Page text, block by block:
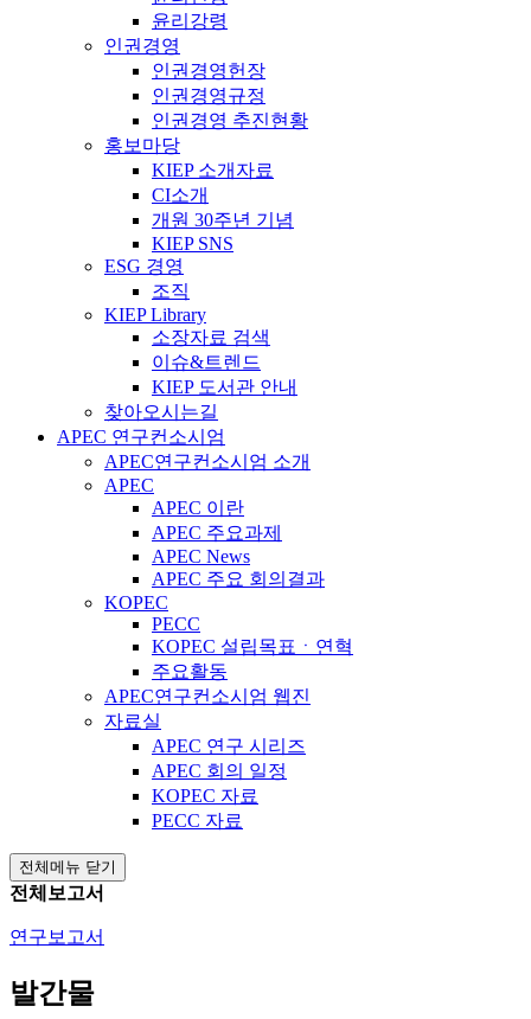
윤리강령
인권경영
인권경영헌장
인권경영규정
인권경영 추진현황
홍보마당
KIEP 소개자료
CI소개
개원 30주년 기념
KIEP SNS
ESG 경영
조직
KIEP Library
소장자료 검색
이슈&트렌드
KIEP 도서관 안내
찾아오시는길
APEC 연구컨소시엄
APEC연구컨소시엄 소개
APEC
APEC 이란
APEC 주요과제
APEC News
APEC 주요 회의결과
KOPEC
PECC
KOPEC 설립목표ㆍ연혁
주요활동
APEC연구컨소시엄 웹진
자료실
APEC 연구 시리즈
APEC 회의 일정
KOPEC 자료
PECC 자료
전체메뉴 닫기
전체보고서
연구보고서
발간물